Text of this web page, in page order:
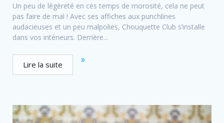
Un peu de légèreté en ces temps de morosité, cela ne peut
pas faire de mal ! Avec ses affiches aux punchlines
audacieuses et un peu malpolies, Chouquette Club s’installe
dans vos intérieurs. Derrière...
Lire la suite